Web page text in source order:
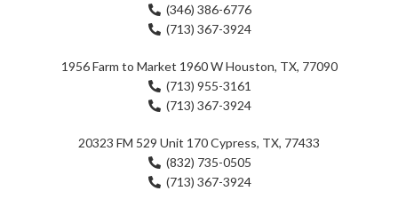
(346) 386-6776
(713) 367-3924
1956 Farm to Market 1960 W Houston, TX, 77090
(713) 955-3161
(713) 367-3924
20323 FM 529 Unit 170 Cypress, TX, 77433
(832) 735-0505
(713) 367-3924